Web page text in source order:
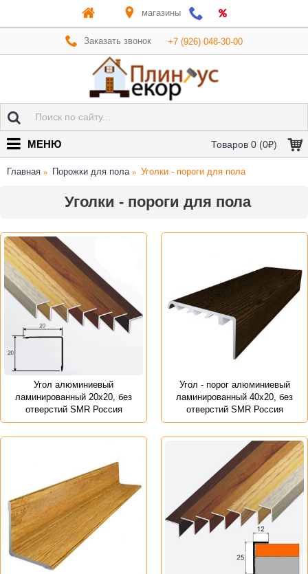
магазины
Заказать звонок +7 (926) 048-30-00
Товаров 0 (0₽)
МЕНЮ
Главная Порожки для пола Уголки - пороги для пола
Уголки - пороги для пола
Угол алюминиевый
ламинированный 20х20, без
отверстий SMR Россия
Угол - порог алюминиевый
ламинированный 40х20, без
отверстий SMR Россия